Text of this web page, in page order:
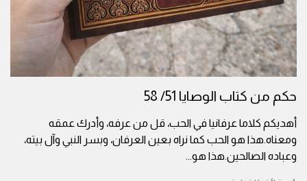
حكم من كتاب الوصايا 51/ 58
أهديكم كلاما عرفانيا في الحب، قل من عرفه، وأدرك عمقه
ومعناه.هذا هو الحب كما نراه بعين العرفان، وبسر النبي وآل بيته،
وعباده الصالحين.هذا هو...